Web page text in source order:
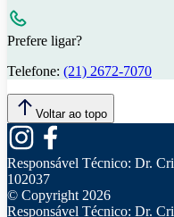
Prefere ligar?
Telefone: (21) 2672-7070
Voltar ao topo
Responsável Técnico: Dr.
102037
© Copyright 2026
Responsável Técnico: Dr.